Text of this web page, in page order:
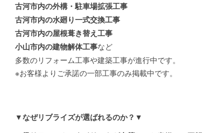
古河市内の外構・駐車場拡張工事
古河市内の水廻り一式交換工事
古河市内の屋根葺き替え工事
小山市内の建物解体工事など
多数のリフォーム工事や建築工事が進行中です。
※お客様よりご承諾の一部工事のみ掲載中です。
▼なぜリブライズが選ばれるのか？▼